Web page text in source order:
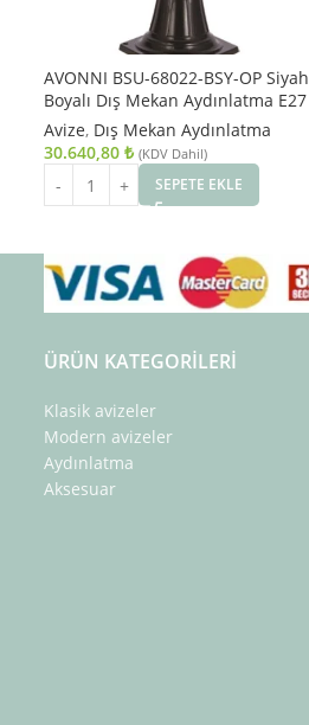
AVONNI BSU-68022-BSY-OP Siyah
Boyalı Dış Mekan Aydınlatma E27
Aluminyum Döküm Dip Cam 35cm
Avize, Dış Mekan Aydınlatma
30.640,80 ₺ (KDV Dahil)
SEPETE EKLE
ÜRÜN KATEGORILERI
Klasik avizeler
Modern avizeler
Aydınlatma
Aksesuar